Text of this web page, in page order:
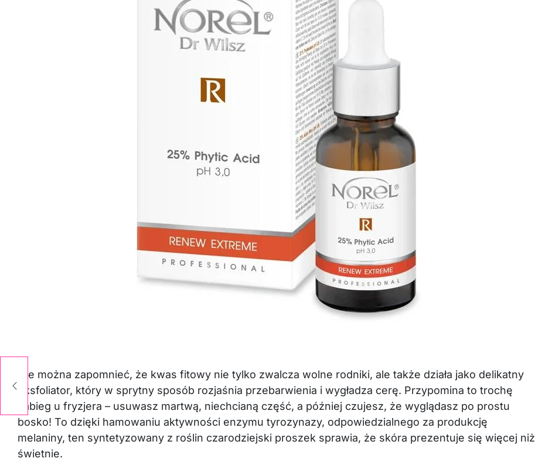
Nie można zapomnieć, że kwas fitowy nie tylko zwalcza wolne rodniki, ale także działa jako delikatny
eksfoliator, który w sprytny sposób rozjaśnia przebarwienia i wygładza cerę. Przypomina to trochę
zabieg u fryzjera – usuwasz martwą, niechcianą część, a później czujesz, że wyglądasz po prostu
bosko! To dzięki hamowaniu aktywności enzymu tyrozynazy, odpowiedzialnego za produkcję
melaniny, ten syntetyzowany z roślin czarodziejski proszek sprawia, że skóra prezentuje się więcej niż
świetnie.